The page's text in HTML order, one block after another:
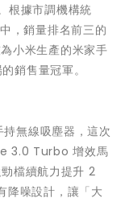
根據市調機構統
，銷量排名前三的
小米生產的米家手
銷售量冠軍。
無線吸塵器，這次
3.0 Turbo 增效馬
檔續航力提升 2
降噪設計，讓「大